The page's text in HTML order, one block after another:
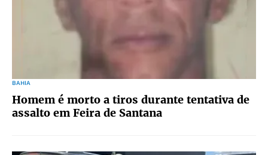
BAHIA
Homem é morto a tiros durante tentativa de
assalto em Feira de Santana